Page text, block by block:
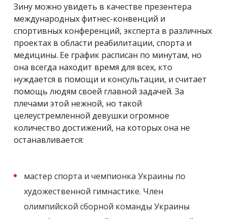
Зину можно увидеть в качестве презентера
международных фитнес-конвенций и
спортивных конференций, эксперта в различных
проектах в области реабилитации, спорта и
медицины. Ее график расписан по минутам, но
она всегда находит время для всех, кто
нуждается в помощи и консультации, и считает
помощь людям своей главной задачей. За
плечами этой нежной, но такой
целеустремленной девушки огромное
количество достижений, на которых она не
останавливается:
мастер спорта и чемпионка Украины по
художественной гимнастике. Член
олимпийской сборной команды Украины